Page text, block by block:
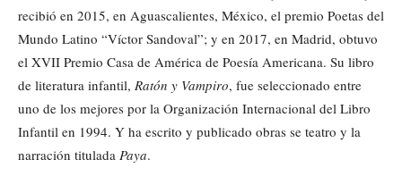
recibió en 2015, en Aguascalientes, México, el premio Poetas del
Mundo Latino “Víctor Sandoval”; y en 2017, en Madrid, obtuvo
el XVII Premio Casa de América de Poesía Americana. Su libro
de literatura infantil, Ratón y Vampiro, fue seleccionado entre
uno de los mejores por la Organización Internacional del Libro
Infantil en 1994. Y ha escrito y publicado obras se teatro y la
narración titulada Paya.